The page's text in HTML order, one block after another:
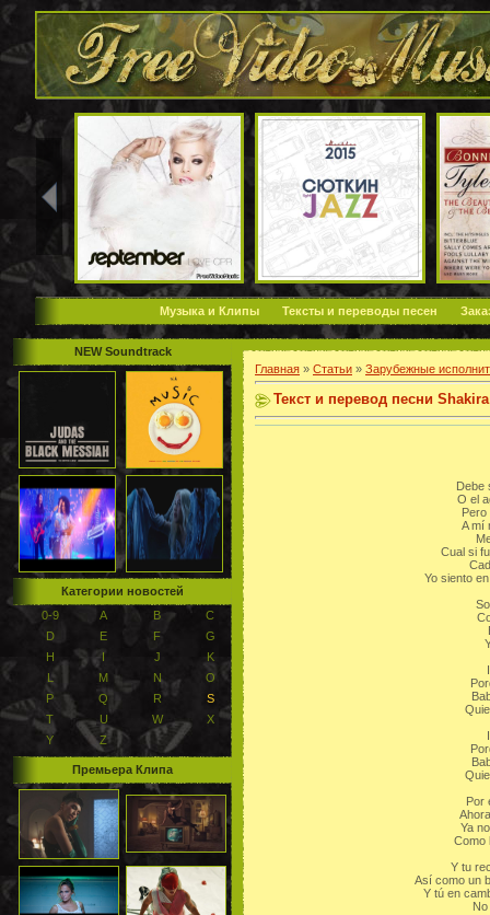
Музыка и Клипы Тексты и переводы песен
NEW Soundtrack
Категории новостей
0-9
A B
C
D
E F
G
H
I J
K
L
M N
O
P
Q R
S
T
U W
X
Y
Z
Премьера Клипа
Главная » Статьи » Зарубежные
Текст и перевод песни
Debe
O el
A mí
Cual si
Yo siento
Por
Ya
Como
Y tu
Así como un
Y tú en